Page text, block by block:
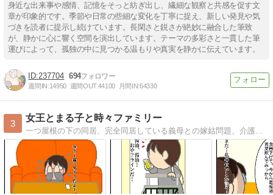
身近な出来事や感情、記憶をそっと紡ぎ出し、繊細な観察と共感を促す文
章が印象的です。季節や日常の些細な変化を丁寧に捉え、新しい発見や気
づきを読者に提示し続けています。長閑さと鋭さが絶妙に融合した筆致
が、静かに心に響く空間を演出しています。テーマの多彩さと一貫した筆
運びによって、孤独の中に見つかる温もりや真実を静かに伝えています。
237704 694
週間IN:14950 週間OUT:44100 月間IN:64330
3
女王とまる子と時々ファミリー
一つ屋根の下の同居、完全同居している義母との嫁姑問題、介護に対する嫁の愚痴メインのブログです。